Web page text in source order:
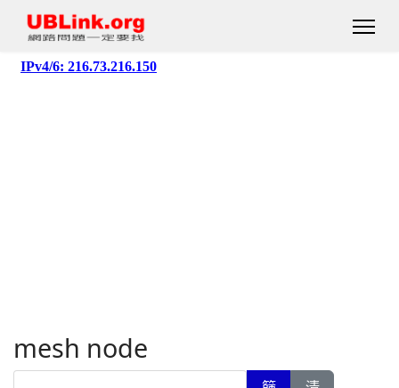
mesh node